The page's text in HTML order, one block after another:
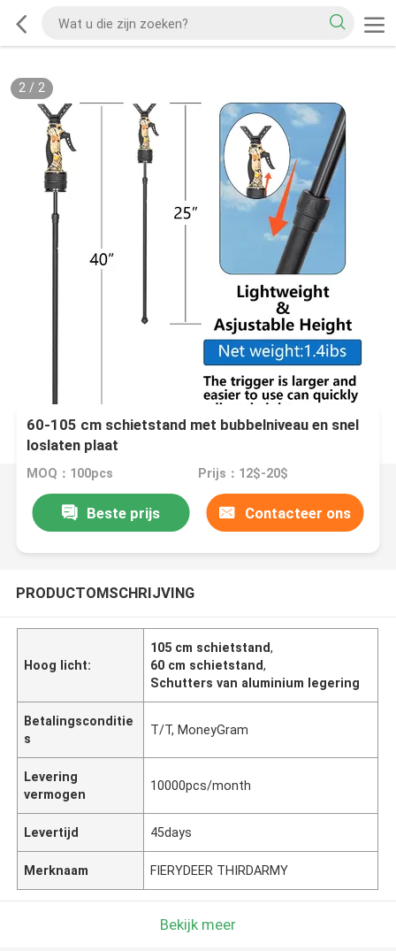
2/ 2
60-105 cm schietstand met bubbelniveau en snel
loslaten plaat
MOQ：100pcs Prijs：12$-20$
Beste prijs Contacteer ons
PRODUCTOMSCHRIJVING
Hoog licht:
105 cm schietstand,
60 cm schietstand,
Schutters van aluminium legering
Betalingsconditie
s
T/T, MoneyGram
Levering
vermogen
10000pcs/month
Levertijd 45days
Merknaam FIERYDEER THIRDARMY
Bekijk meer